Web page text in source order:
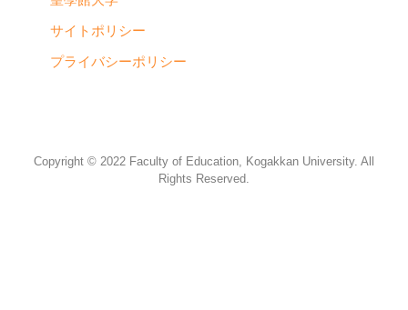
サイトポリシー
プライバシーポリシー
Copyright © 2022 Faculty of Education, Kogakkan University. All
Rights Reserved.